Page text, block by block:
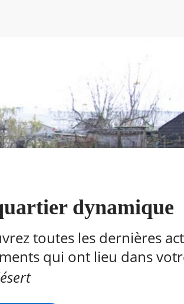
dynamique
toutes les dernières
qui ont lieu dans